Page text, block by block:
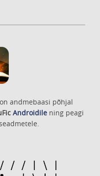
andmebaasi põhjal
Androidile ning peagi